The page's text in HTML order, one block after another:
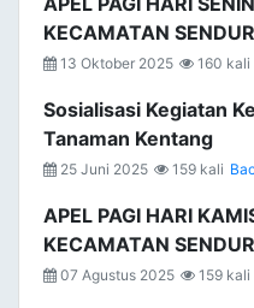
KECAMATAN
13 Oktober 2025 160 kali
Sosialisasi Kegiatan
Tanaman Kentang
25 Juni 2025 159 kali
APEL PAGI HARI
KECAMATAN
07 Agustus 2025 159 kali